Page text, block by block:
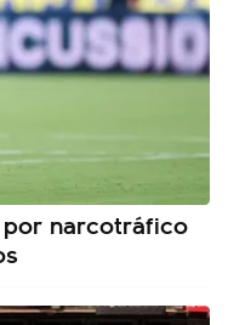
por narcotráfico